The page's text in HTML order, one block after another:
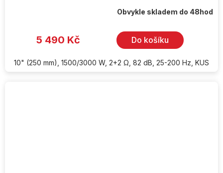
Obvykle skladem do 48hod
5 490 Kč Do košíku
10" (250 mm), 1500/3000 W, 2+2 Ω, 82 dB, 25-200 Hz, KUS